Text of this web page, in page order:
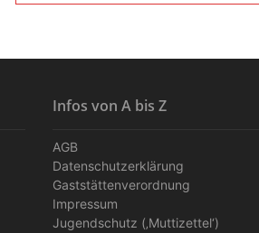
Infos von A bis Z
AGB
Datenschutzerklärung
Gaststättenverordnung
Impressum
Jugendschutz (‚Muttizettel‘)